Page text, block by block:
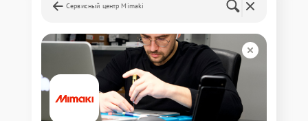
Сервисный центр Mimaki